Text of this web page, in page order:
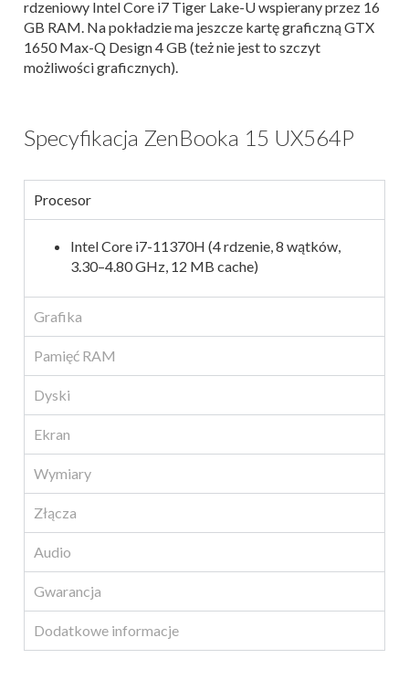
rdzeniowy Intel Core i7 Tiger Lake-U wspierany przez 16
GB RAM. Na pokładzie ma jeszcze kartę graficzną GTX
1650 Max-Q Design 4 GB (też nie jest to szczyt
możliwości graficznych).
Specyfikacja ZenBooka 15 UX564P
Procesor
Intel Core i7-11370H (4 rdzenie, 8 wątków,
3.30–4.80 GHz, 12 MB cache)
Grafika
Pamięć RAM
Dyski
Ekran
Wymiary
Złącza
Audio
Gwarancja
Dodatkowe informacje